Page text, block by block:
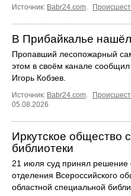
Источник: Babr24.com
В Прибайкалье
Пропавший лесопожарный
этом в своём канале сообщил
Игорь Кобзев.
Источник: Babr24.com
05.08.2026
Иркутское общество
библиотеки
21 июля суд принял решение
отделения Всероссийского
областной специальной